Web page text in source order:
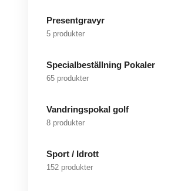
Presentgravyr
5 produkter
Specialbeställning Pokaler
65 produkter
Vandringspokal golf
8 produkter
Sport / Idrott
152 produkter